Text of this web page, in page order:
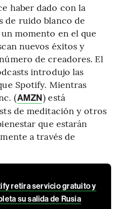
haber dado con la
de ruido blanco de
momento en el que
nuevos éxitos y
de creadores. El
introdujo las
Spotify. Mientras
(AMZN) está
de meditación y otros
que estarán
a través de
retira servicio gratuito y
su salida de Rusia